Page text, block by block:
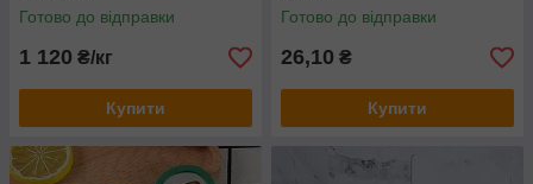
Готово до відправки
1 120 ₴/кг
Купити
Готово до відправки
26,10 ₴
Купити